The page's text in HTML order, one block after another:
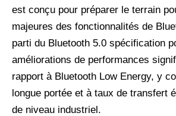
est conçu pour préparer le terrain
majeures des fonctionnalités de
parti du Bluetooth 5.0 spécification
améliorations de performances
rapport à Bluetooth Low Energy, y
longue portée et à taux de transfert
de niveau industriel.